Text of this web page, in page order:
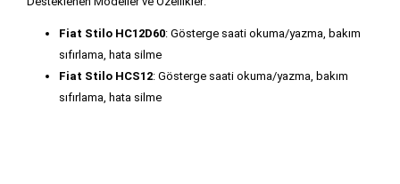
Fiat Stilo HC12D60: Gösterge saati okuma/yazma, bakım
sıfırlama, hata silme
Fiat Stilo HCS12: Gösterge saati okuma/yazma, bakım
sıfırlama, hata silme